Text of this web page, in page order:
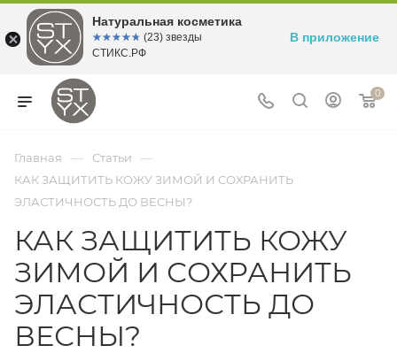
0
Главная — Статьи —
КАК ЗАЩИТИТЬ КОЖУ ЗИМОЙ И СОХРАНИТЬ
ЭЛАСТИЧНОСТЬ ДО ВЕСНЫ?
КАК ЗАЩИТИТЬ КОЖУ
ЗИМОЙ И СОХРАНИТЬ
ЭЛАСТИЧНОСТЬ ДО
ВЕСНЫ?
Натуральная косметика
☆☆☆☆☆
★★★★★ (23) звезды
СТИКС.РФ
В приложение